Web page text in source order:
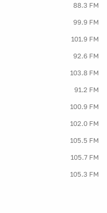
88.3 FM
99.9 FM
101.9 FM
92.6 FM
103.8 FM
91.2 FM
100.9 FM
102.0 FM
105.5 FM
105.7 FM
105.3 FM